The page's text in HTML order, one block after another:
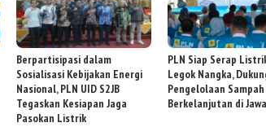
Berpartisipasi dalam
Sosialisasi Kebijakan Energi
Nasional, PLN UID S2JB
Tegaskan Kesiapan Jaga
Pasokan Listrik
PLN Siap Serap
Legok Nangka,
Pengelolaan Sampah
Berkelanjutan di